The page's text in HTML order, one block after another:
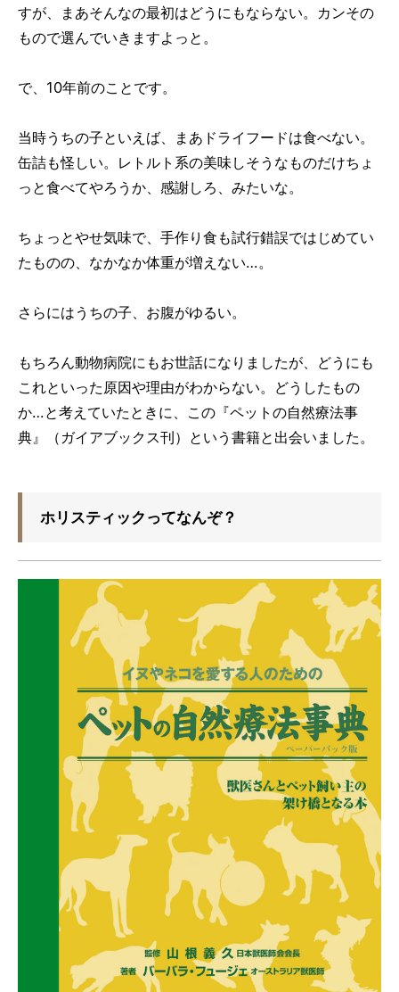
すが、まあそんなの最初はどうにもならない。カンその
もので選んでいきますよっと。
で、10年前のことです。
当時うちの子といえば、まあドライフードは食べない。
缶詰も怪しい。レトルト系の美味しそうなものだけちょ
っと食べてやろうか、感謝しろ、みたいな。
ちょっとやせ気味で、手作り食も試行錯誤ではじめてい
たものの、なかなか体重が増えない…。
さらにはうちの子、お腹がゆるい。
もちろん動物病院にもお世話になりましたが、どうにも
これといった原因や理由がわからない。どうしたもの
か…と考えていたときに、この『ペットの自然療法事
典』（ガイアブックス刊）という書籍と出会いました。
ホリスティックってなんぞ？